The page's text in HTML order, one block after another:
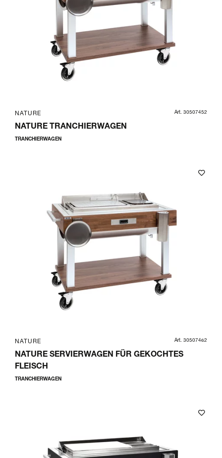
NATURE Art. 30507452
NATURE TRANCHIERWAGEN
TRANCHIERWAGEN
NATURE Art. 30507462
NATURE SERVIERWAGEN FÜR GEKOCHTES
FLEISCH
TRANCHIERWAGEN